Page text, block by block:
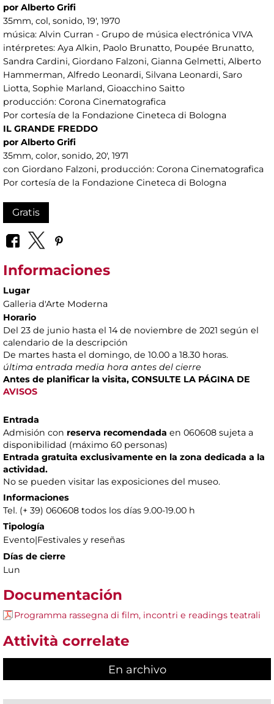
por Alberto Grifi
35mm, col, sonido, 19', 1970
música: Alvin Curran - Grupo de música electrónica VIVA
intérpretes: Aya Alkin, Paolo Brunatto, Poupée Brunatto,
Sandra Cardini, Giordano Falzoni, Gianna Gelmetti, Alberto
Hammerman, Alfredo Leonardi, Silvana Leonardi, Saro
Liotta, Sophie Marland, Gioacchino Saitto
producción: Corona Cinematografica
Por cortesía de la Fondazione Cineteca di Bologna
IL GRANDE FREDDO
por Alberto Grifi
35mm, color, sonido, 20', 1971
con Giordano Falzoni, producción: Corona Cinematografica
Por cortesía de la Fondazione Cineteca di Bologna
Gratis
Informaciones
Lugar
Galleria d'Arte Moderna
Horario
Del 23 de junio hasta el 14 de noviembre de 2021 según el
calendario de la descripción
De martes hasta el domingo, de 10.00 a 18.30 horas.
última entrada media hora antes del cierre
Antes de planificar la visita, CONSULTE LA PÁGINA DE
AVISOS
Entrada
Admisión con reserva recomendada en 060608 sujeta a
disponibilidad (máximo 60 personas)
Entrada gratuita exclusivamente en la zona dedicada a la
actividad.
No se pueden visitar las exposiciones del museo.
Informaciones
Tel. (+ 39) 060608 todos los días 9.00-19.00 h
Tipología
Evento|Festivales y reseñas
Días de cierre
Lun
Documentación
Programma rassegna di film, incontri e readings teatrali
Attività correlate
En archivo